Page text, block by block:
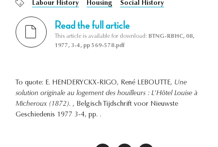
Labour History Housing Social History
Read the full article
This article is available for download: BTNG-RBHC, 08,
1977, 3-4, pp 569-578.pdf
To quote: E. HENDERYCKX-RIGO, René LEBOUTTE, Une
solution originale au logement des houilleurs : L'Hôtel Louise à
Micheroux (1872). , Belgisch Tijdschrift voor Nieuwste
Geschiedenis 1977 3-4, pp. .